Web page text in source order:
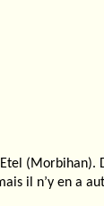
(Morbihan).
il n’y en a